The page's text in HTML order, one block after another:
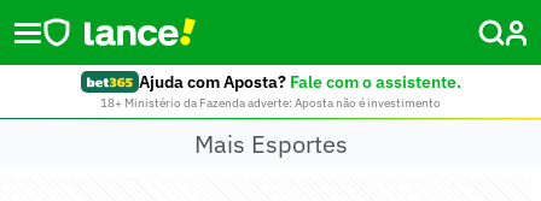
Ajuda com Aposta? Fale com o assistente.
18+ Ministério da Fazenda adverte: Aposta não é investimento
Mais Esportes